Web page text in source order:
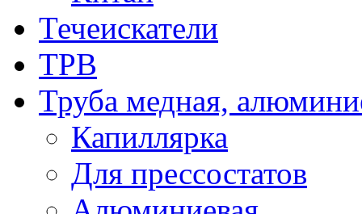
Течеискатели
ТРВ
Труба медная,
Капиллярка
Для прессостатов